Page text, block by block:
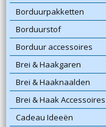
Borduurpakketten
Borduurstof
Borduur accessoires
Brei & Haakgaren
Brei & Haaknaalden
Brei & Haak Accessoires
Cadeau Ideeën